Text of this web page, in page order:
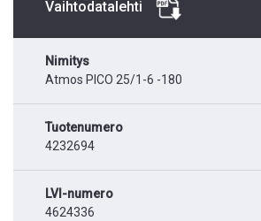
Vaihtodatalehti
Nimitys
Atmos PICO 25/1-6 -180
Tuotenumero
4232694
LVI-numero
4624336